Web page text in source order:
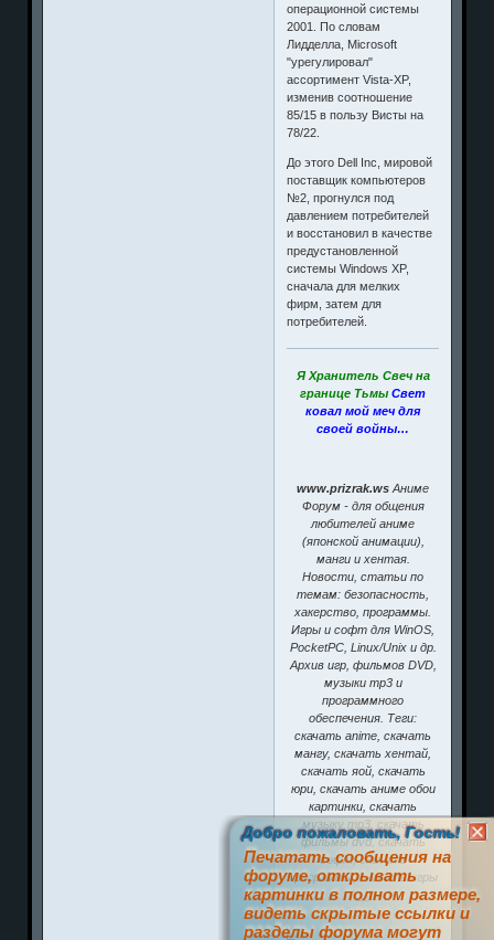
операционной системы
2001. По словам
Лидделла, Microsoft
"урегулировал"
ассортимент Vista-XP,
изменив соотношение
85/15 в пользу Висты на
78/22.
До этого Dell Inc, мировой
поставщик компьютеров
№2, прогнулся под
давлением потребителей
и восстановил в качестве
предустановленной
системы Windows XP,
сначала для мелких
фирм, затем для
потребителей.
Я Хранитель Свеч на
границе Тьмы Свет
ковал мой меч для
своей войны…
www.prizrak.ws Аниме
Форум - для общения
любителей аниме
(японской анимации),
манги и хентая.
Новости, статьи по
темам: безопасность,
хакерство, программы.
Игры и софт для WinOS,
PocketPC, Linux/Unix и др.
Архив игр, фильмов DVD,
музыки mp3 и
программного
обеспечения. Теги:
скачать anime, скачать
мангу, скачать хентай,
скачать яой, скачать
юри, скачать аниме обои
картинки, скачать
музыку mp3, скачать
фильмы dvd, скачать
софт, скачать
программы, скачать игры
^__^
0
Добро пожаловать, Гость!
Печатать сообщения на
форуме, открывать
картинки в полном размере,
видеть скрытые ссылки и
разделы форума могут